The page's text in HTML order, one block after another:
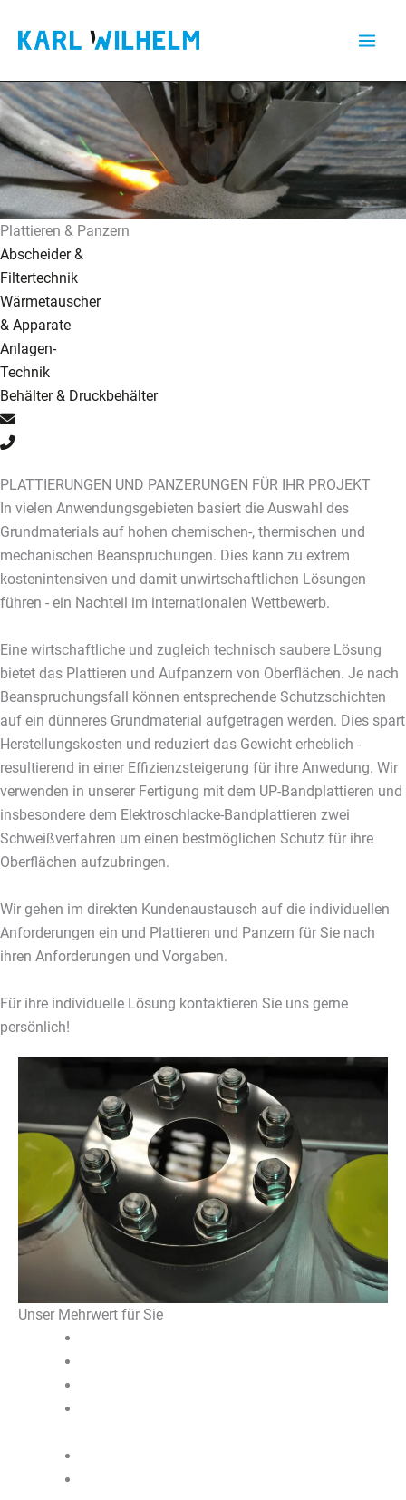
Inhalt
Plattieren & Panzern
Abscheider &
Filtertechnik
Wärmetauscher
& Apparate
Anlagen-
Technik
Behälter & Druckbehälter
PLATTIERUNGEN UND PANZERUNGEN FÜR IHR PROJEKT
In vielen Anwendungsgebieten basiert die Auswahl des
Grundmaterials auf hohen chemischen-, thermischen und
mechanischen Beanspruchungen. Dies kann zu extrem
kostenintensiven und damit unwirtschaftlichen Lösungen
führen - ein Nachteil im internationalen Wettbewerb.
Eine wirtschaftliche und zugleich technisch saubere Lösung
bietet das Plattieren und Aufpanzern von Oberflächen. Je nach
Beanspruchungsfall können entsprechende Schutzschichten
auf ein dünneres Grundmaterial aufgetragen werden. Dies spart
Herstellungskosten und reduziert das Gewicht erheblich -
resultierend in einer Effizienzsteigerung für ihre Anwedung. Wir
verwenden in unserer Fertigung mit dem UP-Bandplattieren und
insbesondere dem Elektroschlacke-Bandplattieren zwei
Schweißverfahren um einen bestmöglichen Schutz für ihre
Oberflächen aufzubringen.
Wir gehen im direkten Kundenaustausch auf die individuellen
Anforderungen ein und Plattieren und Panzern für Sie nach
ihren Anforderungen und Vorgaben.
Für ihre individuelle Lösung kontaktieren Sie uns gerne
persönlich!
Unser Mehrwert für Sie